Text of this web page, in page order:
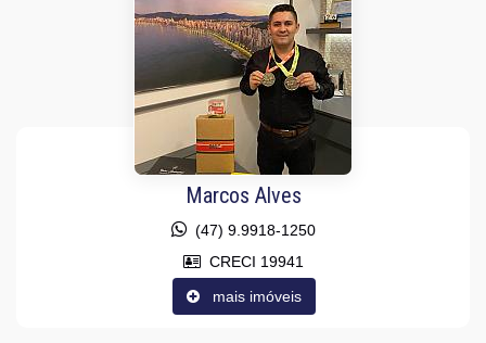
Medidores Individuais
Portão Eletrônico
Câmeras de Segurança
Marcos Alves
(47) 9.9918-1250
CRECI 19941
mais imóveis